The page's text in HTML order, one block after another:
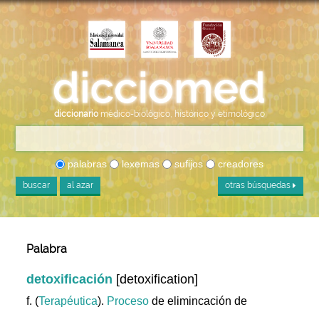
diccionario médico-biológico, histórico y etimológico
palabras lexemas sufijos creadores
buscar al azar otras búsquedas
Palabra
detoxificación [detoxification]
f. (Terapéutica). Proceso de elimincación de